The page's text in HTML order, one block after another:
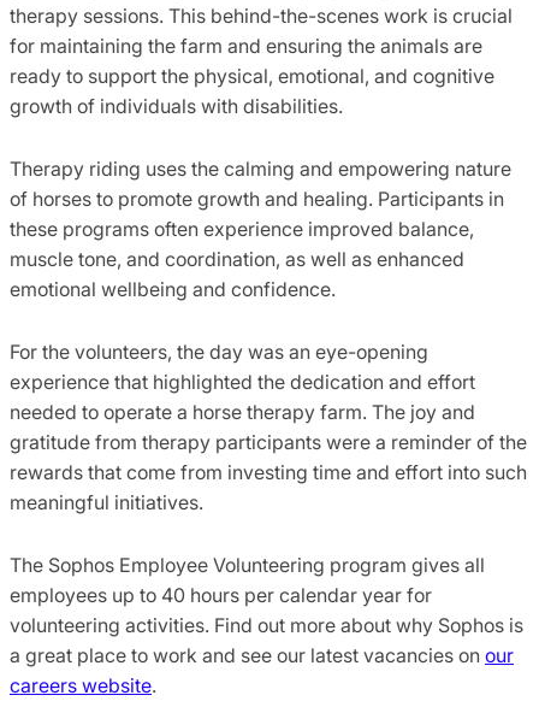
therapy sessions. This behind-the-scenes work is crucial
for maintaining the farm and ensuring the animals are
ready to support the physical, emotional, and cognitive
growth of individuals with disabilities.
Therapy riding uses the calming and empowering nature
of horses to promote growth and healing. Participants in
these programs often experience improved balance,
muscle tone, and coordination, as well as enhanced
emotional wellbeing and confidence.
For the volunteers, the day was an eye-opening
experience that highlighted the dedication and effort
needed to operate a horse therapy farm. The joy and
gratitude from therapy participants were a reminder of the
rewards that come from investing time and effort into such
meaningful initiatives.
The Sophos Employee Volunteering program gives all
employees up to 40 hours per calendar year for
volunteering activities. Find out more about why Sophos is
a great place to work and see our latest vacancies on our
careers website.